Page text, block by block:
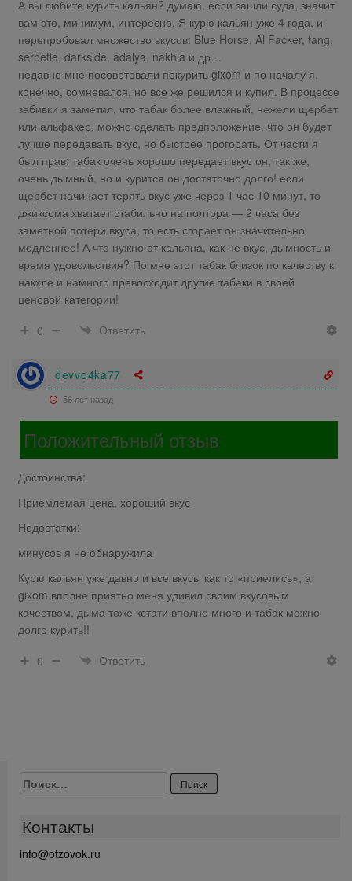
А вы любите курить кальян? думаю, если зашли суда, значит
вам это, минимум, интересно. Я курю кальян уже 4 года, и
перепробовал множество вкусов: Blue Horse, Al Facker, tang,
serbetle, darkside, adalya, nakhla и др…
недавно мне посоветовали покурить gixom и по началу я,
конечно, сомневался, но все же решился и купил. В процессе
забивки я заметил, что табак более влажный, нежели щербет
или альфакер, можно сделать предположение, что он будет
лучше передавать вкус, но быстрее прогорать. От части я
был прав: табак очень хорошо передает вкус он, так же,
очень дымный, но и курится он достаточно долго! если
щербет начинает терять вкус уже через 1 час 10 минут, то
джиксома хватает стабильно на полтора — 2 часа без
заметной потери вкуса, то есть сгорает он значительно
медленнее! А что нужно от кальяна, как не вкус, дымность и
время удовольствия? По мне этот табак близок по качеству к
накхле и намного превосходит другие табаки в своей
ценовой категории!
0
Ответить
devvo4ka77
56 лет назад
Положительный отзыв
Достоинства:
Приемлемая цена, хороший вкус
Недостатки:
минусов я не обнаружила
Курю кальян уже давно и все вкусы как то «приелись», а
gixom вполне приятно меня удивил своим вкусовым
качеством, дыма тоже кстати вполне много и табак можно
долго курить!!
0
Ответить
Найти:
Контакты
info@otzovok.ru